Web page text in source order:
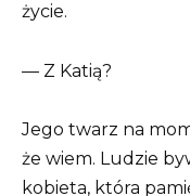
życie.
— Z Katią?
Jego twarz na
że wiem. Ludzie
kobieta, która